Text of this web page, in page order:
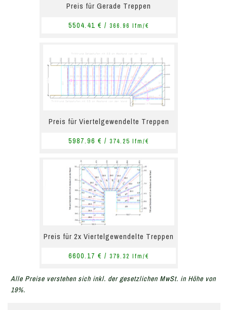
Preis für Gerade Treppen
5504.41 € / 366.96 lfm/€
Preis für Viertelgewendelte Treppen
5987.96 € / 374.25 lfm/€
Preis für 2x Viertelgewendelte Treppen
6600.17 € / 379.32 lfm/€
Alle Preise verstehen sich inkl. der gesetzlichen MwSt. in Höhe von
19%.